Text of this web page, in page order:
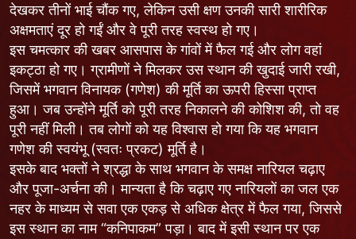
देखकर तीनों भाई चौंक गए, लेकिन उसी क्षण उनकी सारी शारीरिक
अक्षमताएं दूर हो गईं और वे पूरी तरह स्वस्थ हो गए।
इस चमत्कार की खबर आसपास के गांवों में फैल गई और लोग वहां
इकट्ठा हो गए। ग्रामीणों ने मिलकर उस स्थान की खुदाई जारी रखी,
जिसमें भगवान विनायक (गणेश) की मूर्ति का ऊपरी हिस्सा प्राप्त
हुआ। जब उन्होंने मूर्ति को पूरी तरह निकालने की कोशिश की, तो वह
पूरी नहीं मिली। तब लोगों को यह विश्वास हो गया कि यह भगवान
गणेश की स्वयंभू (स्वतः प्रकट) मूर्ति है।
इसके बाद भक्तों ने श्रद्धा के साथ भगवान के समक्ष नारियल चढ़ाए
और पूजा-अर्चना की। मान्यता है कि चढ़ाए गए नारियलों का जल एक
नहर के माध्यम से सवा एक एकड़ से अधिक क्षेत्र में फैल गया, जिससे
इस स्थान का नाम “कनिपाकम” पड़ा। बाद में इसी स्थान पर एक